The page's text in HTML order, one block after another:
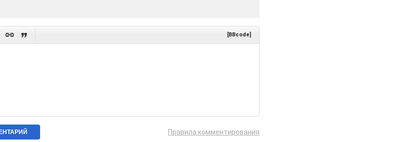
  [BBcode]
Правила комментирования